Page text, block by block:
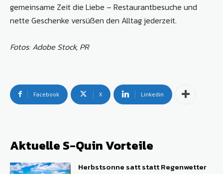
gemeinsame Zeit die Liebe – Restaurantbesuche und
nette Geschenke versüßen den Alltag jederzeit.
Fotos: Adobe Stock, PR
Facebook X Linkedin
Aktuelle S-Quin Vorteile
Herbstsonne satt statt Regenwetter